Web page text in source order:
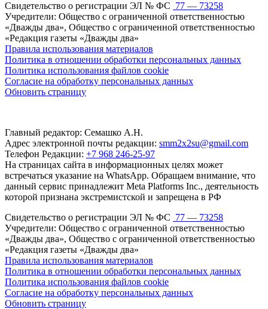
Свидетельство о регистрации ЭЛ № ФС 77 — 73258
Учредители: Общество с ограниченной ответственностью
«Дважды два», Общество с ограниченной ответственностью
«Редакция газеты «Дважды два»
Правила использования материалов
Политика в отношении обработки персональных данных
Политика использования файлов cookie
Согласие на обработку персональных данных
Обновить страницу
Главный редактор: Семашко А.Н.
Адрес электронной почты редакции: smm2x2su@gmail.com
Телефон Редакции: +7 968 246-25-97
На страницах сайта в информационных целях может
встречаться указание на WhatsApp. Обращаем внимание, что
данный сервис принадлежит Meta Platforms Inc., деятельность
которой признана экстремистской и запрещена в РФ
Свидетельство о регистрации ЭЛ № ФС 77 — 73258
Учредители: Общество с ограниченной ответственностью
«Дважды два», Общество с ограниченной ответственностью
«Редакция газеты «Дважды два»
Правила использования материалов
Политика в отношении обработки персональных данных
Политика использования файлов cookie
Согласие на обработку персональных данных
Обновить страницу